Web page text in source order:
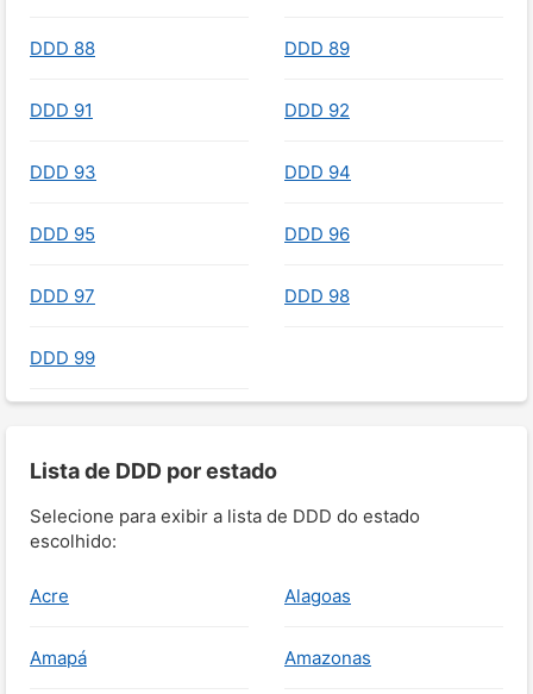
DDD 88 DDD 89
DDD 91 DDD 92
DDD 93 DDD 94
DDD 95 DDD 96
DDD 97 DDD 98
DDD 99
Lista de DDD por estado
Selecione para exibir a lista de DDD do estado
escolhido:
Acre Alagoas
Amapá Amazonas